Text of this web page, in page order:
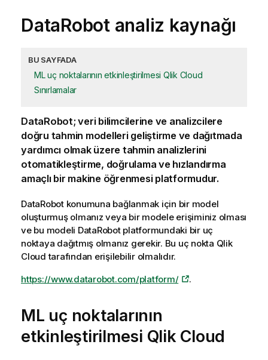
DataRobotanaliz kaynağı
BU SAYFADA
ML uç noktalarının etkinleştirilmesi Qlik Cloud
Sınırlamalar
DataRobot; veri bilimcilerine ve analizcilere
doğru tahmin modelleri geliştirme ve dağıtmada
yardımcı olmak üzere tahmin analizlerini
otomatikleştirme, doğrulama ve hızlandırma
amaçlı bir makine öğrenmesi platformudur.
DataRobotkonumuna bağlanmak için bir model
oluşturmuş olmanız veya bir modele erişiminiz olması
ve bu modeli DataRobotplatformundaki bir uç
noktaya dağıtmış olmanız gerekir. Bu uç nokta Qlik
Cloud tarafından erişilebilir olmalıdır.
https://www.datarobot.com/platform/
.
ML uç noktalarının
etkinleştirilmesi Qlik Cloud